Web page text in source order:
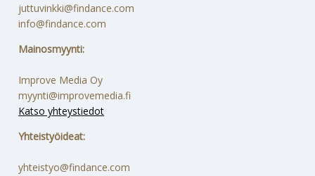
juttuvinkki@findance.com
info@findance.com
Mainosmyynti:
Improve Media Oy
myynti@improvemedia.fi
Katso yhteystiedot
Yhteistyöideat:
yhteistyo@findance.com